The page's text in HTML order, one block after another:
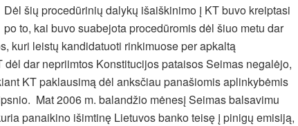
Dėl šių procedūrinių dalykų išaiškinimo į KT buvo kreiptasi
po to, kai buvo suabejota procedūromis dėl šiuo metu dar
kuri leistų kandidatuoti rinkimuose per apkaltą
dar nepriimtos Konstitucijos pataisos Seimas negalėjo,
KT paklausimą dėl anksčiau panašiomis aplinkybėmis
Mat 2006 m. balandžio mėnesį Seimas balsavimu
pa­nai­ki­no iš­im­ti­nę Lie­tu­vos ban­ko tei­sę į pi­ni­gų emi­si­ją,